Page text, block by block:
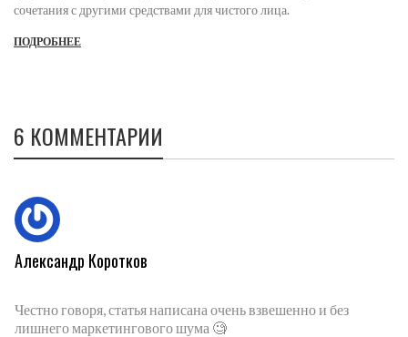
сочетания с другими средствами для чистого лица.
ПОДРОБНЕЕ
6 КОММЕНТАРИИ
Александр Коротков
Честно говоря, статья написана очень взвешенно и без
лишнего маркетингового шума 🧐